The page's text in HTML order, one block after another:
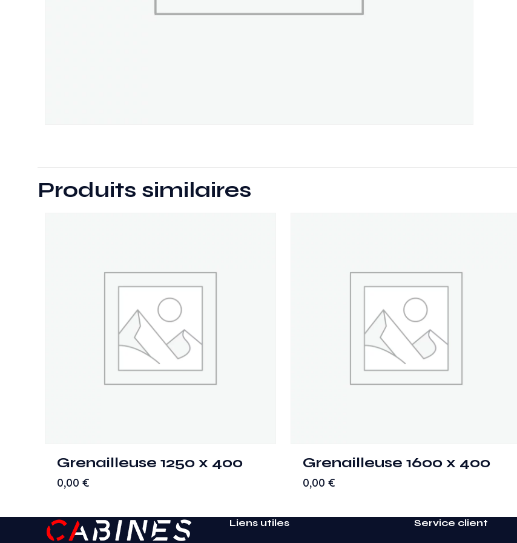
Produits similaires
Grenailleuse 1250 x 400
0,00€
Grenailleuse 1600 x 400
0,00€
Liens utiles Service client